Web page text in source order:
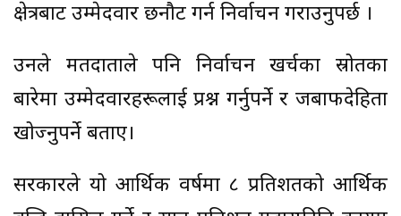
क्षेत्रबाट उम्मेदवार छनौट गर्न निर्वाचन गराउनुपर्छ ।
उनले मतदाताले पनि निर्वाचन खर्चका स्रोतका
बारेमा उम्मेदवारहरूलाई प्रश्न गर्नुपर्ने र जबाफदेहिता
खोज्नुपर्ने बताए।
सरकारले यो आर्थिक वर्षमा ८ प्रतिशतको आर्थिक